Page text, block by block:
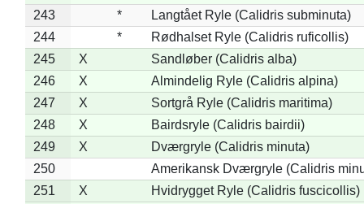
243
*
Langtået Ryle (Calidris subminuta)
244
*
Rødhalset Ryle (Calidris ruficollis)
245
X
Sandløber (Calidris alba)
246
X
Almindelig Ryle (Calidris alpina)
247
X
Sortgrå Ryle (Calidris maritima)
248
X
Bairdsryle (Calidris bairdii)
249
X
Dværgryle (Calidris minuta)
250
Amerikansk Dværgryle (Calidris
251
X
Hvidrygget Ryle (Calidris fuscicollis)